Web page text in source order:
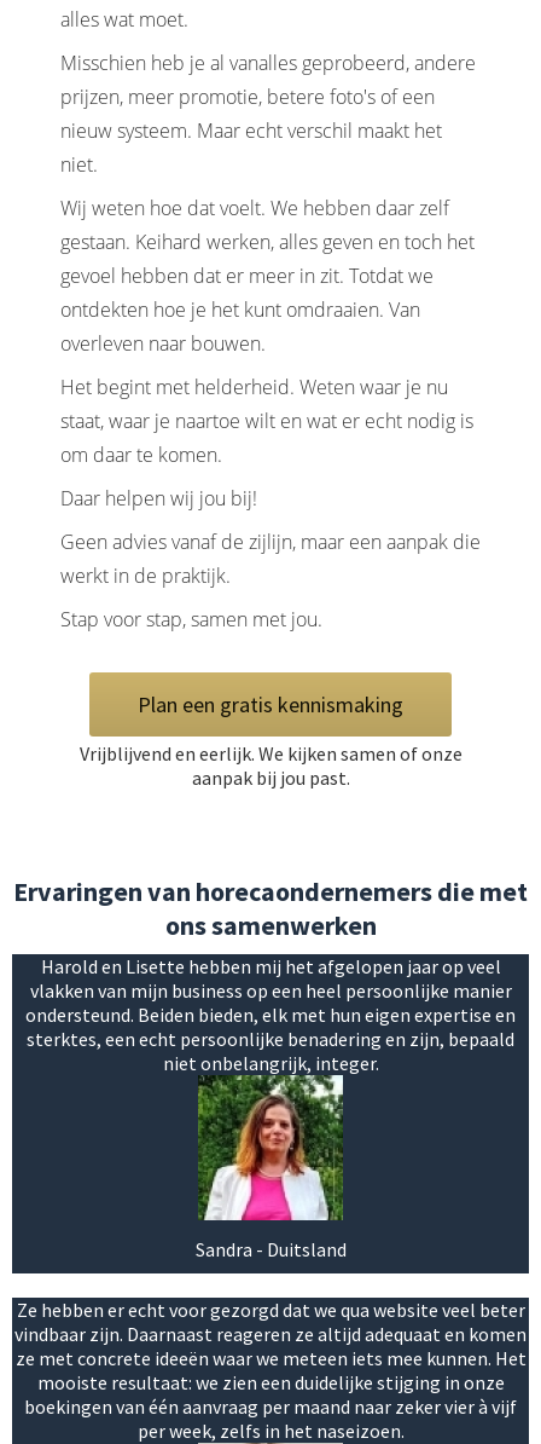
alles wat moet.
Misschien heb je al vanalles geprobeerd, andere
prijzen, meer promotie, betere foto's of een
nieuw systeem. Maar echt verschil maakt het
niet.
Wij weten hoe dat voelt. We hebben daar zelf
gestaan. Keihard werken, alles geven en toch het
gevoel hebben dat er meer in zit. Totdat we
ontdekten hoe je het kunt omdraaien. Van
overleven naar bouwen.
Het begint met helderheid. Weten waar je nu
staat, waar je naartoe wilt en wat er echt nodig is
om daar te komen.
Daar helpen wij jou bij!
Geen advies vanaf de zijlijn, maar een aanpak die
werkt in de praktijk.
Stap voor stap, samen met jou.
Plan een gratis kennismaking
Vrijblijvend en eerlijk. We kijken samen of onze
aanpak bij jou past.
Ervaringen van horecaondernemers die met
ons samenwerken
Harold en Lisette hebben mij het afgelopen jaar op veel
vlakken van mijn business op een heel persoonlijke manier
ondersteund. Beiden bieden, elk met hun eigen expertise en
sterktes, een echt persoonlijke benadering en zijn, bepaald
niet onbelangrijk, integer.
Sandra - Duitsland
Ze hebben er echt voor gezorgd dat we qua website veel beter
vindbaar zijn. Daarnaast reageren ze altijd adequaat en komen
ze met concrete ideeën waar we meteen iets mee kunnen. Het
mooiste resultaat: we zien een duidelijke stijging in onze
boekingen van één aanvraag per maand naar zeker vier à vijf
per week, zelfs in het naseizoen.